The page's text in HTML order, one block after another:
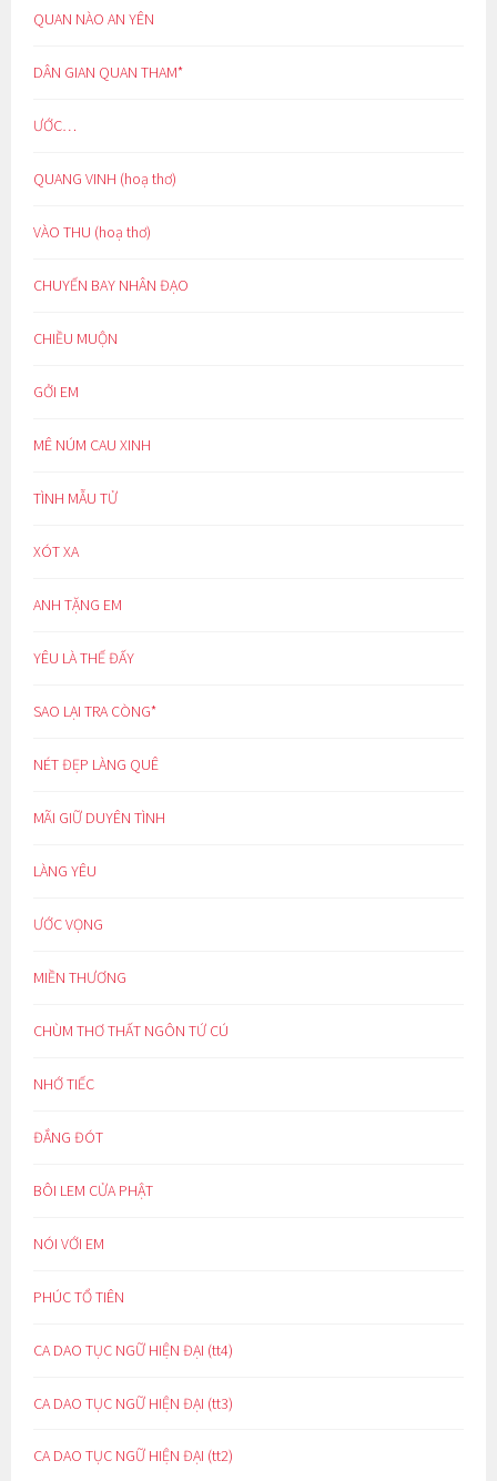
QUAN NÀO AN YÊN
DÂN GIAN QUAN THAM*
ƯỚC…
QUANG VINH (hoạ thơ)
VÀO THU (hoạ thơ)
CHUYẾN BAY NHÂN ĐẠO
CHIỀU MUỘN
GỞI EM
MÊ NÚM CAU XINH
TÌNH MẪU TỬ
XÓT XA
ANH TẶNG EM
YÊU LÀ THẾ ĐẤY
SAO LẠI TRA CÒNG*
NÉT ĐẸP LÀNG QUÊ
MÃI GIỮ DUYÊN TÌNH
LÀNG YÊU
ƯỚC VỌNG
MIỀN THƯƠNG
CHÙM THƠ THẤT NGÔN TỨ CÚ
NHỚ TIẾC
ĐẮNG ĐÓT
BÔI LEM CỬA PHẬT
NÓI VỚI EM
PHÚC TỔ TIÊN
CA DAO TỤC NGỮ HIỆN ĐẠI (tt4)
CA DAO TỤC NGỮ HIỆN ĐẠI (tt3)
CA DAO TỤC NGỮ HIỆN ĐẠI (tt2)